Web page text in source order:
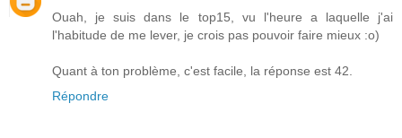
Ouah, je suis dans le top15, vu l'heure a laquelle j'ai
l'habitude de me lever, je crois pas pouvoir faire mieux :o)
Quant à ton problème, c'est facile, la réponse est 42.
Répondre